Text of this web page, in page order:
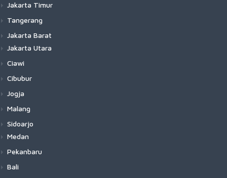
Jakarta Timur
Tangerang
Jakarta Barat
Jakarta Utara
Ciawi
Cibubur
Jogja
Malang
Sidoarjo
Medan
Pekanbaru
Bali